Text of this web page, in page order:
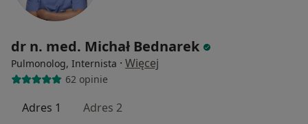
dr n. med. Michał Bednarek
Pulmonolog, Internista · Więcej
62 opinie
Adres 1 Adres 2